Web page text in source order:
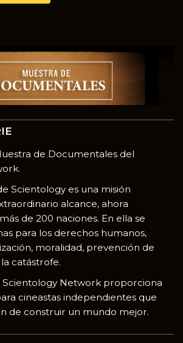
de Documentales del
Scientology es una misión
alcance, ahora
de 200 naciones. En ella se
para los derechos humanos,
moralidad, prevención de
catástrofe.
Scientology Network proporciona
cineastas independientes que
de construir un mundo mejor.